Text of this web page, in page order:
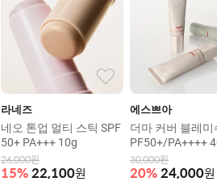
라네즈
네오 톤업 멀티 스틱 SPF
50+ PA+++ 10g
26,000원
15% 22,100원
에스쁘아
더마 커버 블레미
PF50+/PA++++
30,000원
20% 24,000원